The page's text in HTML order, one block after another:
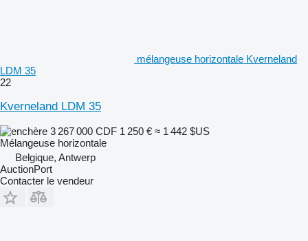
mélangeuse horizontale Kverneland
LDM 35
22
Kverneland LDM 35
3 267 000 CDF 1 250 € ≈ 1 442 $US
Mélangeuse horizontale
Belgique, Antwerp
AuctionPort
Contacter le vendeur